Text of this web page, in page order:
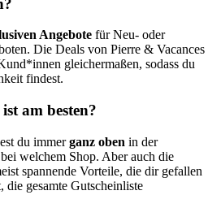
Angebote für Neu- oder
Die Deals von Pierre & Vacances
gleichermaßen, sodass du
findest.
am besten?
du immerganz oben in der
welchem Shop. Aber auch die
spannende Vorteile, die dir gefallen
die gesamte Gutscheinliste